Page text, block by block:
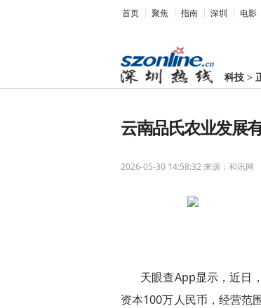
首页 聚焦 指南 深圳 电影
科技 >
云南品氏农业发展
2026-05-30 14:58:32 来源：和讯网
天眼查App显示，近日
资本100万人民币，经营范